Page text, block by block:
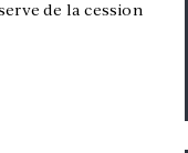
de la cession